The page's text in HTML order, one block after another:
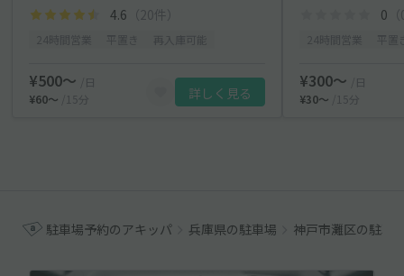
4.6 （20件）
¥500〜
/日
¥60〜
/15分 詳しく見る
0
¥300〜
/日
¥30〜
/15分
駐車場予約のアキッパ 兵庫県の駐車場 神戸市灘区の駐車